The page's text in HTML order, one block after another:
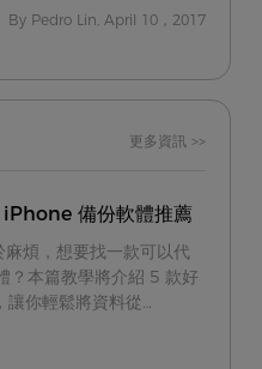
By Pedro Lin, April 10，2017
更多資訊 >>
iPhone 備份軟體推薦
煩，想要找一款可以代
？本篇教學將介紹 5 款好
你輕鬆將資料從